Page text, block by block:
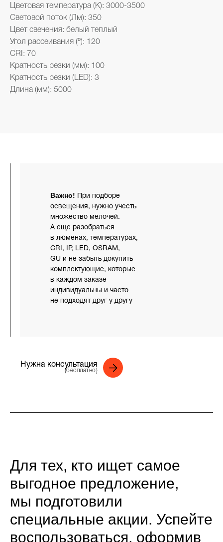
Цветовая температура (K): 3000-3500
Световой поток (Лм): 350
Цвет свечения: белый теплый
Угол рассеивания (º): 120
CRI: 70
Кратность резки (мм): 100
Кратность резки (LED): 3
Длина (мм): 5000
Нужна консультация
(бесплатно)
Важно!
При подборе
освещения, нужно учесть
множество мелочей.
А еще разобраться
в люменах, температурах,
CRI, IP, LED, OSRAM,
GU и не забыть докупить
комплектующие, которые
в каждом заказе
индивидуальны и часто
не подходят друг у другу
Для тех, кто ищет самое
выгодное предложение,
мы подготовили
специальные акции. Успейте
воспользоваться, оформив